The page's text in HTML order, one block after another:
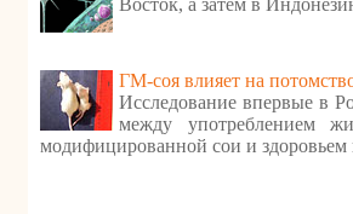
Восток, а затем в
ГМ-соя влияет на
Исследование впервые в
между употреблением
модифицированной сои и здоровьем